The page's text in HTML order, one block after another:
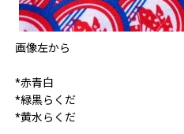
画像左から
*赤青白
*緑黒らくだ
*黄水らくだ